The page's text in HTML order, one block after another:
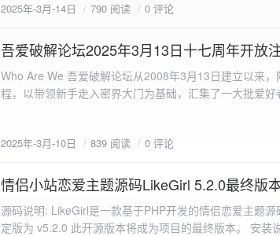
Math.round(percentComplete) + '%'; } }; xhr.onload = function() { if (xhr.status === 200) { const data =
图片链接: <a href="${data.data.url}"
${data.data.imgFile}</p> <img src="${data.data.url}" alt="上传的图片" class="uploaded-image" /> `; }
else { resultDiv.innerHTML = `<p class="error">${data.error}</p>`; } } else { resultDiv.innerHTML = `<p
class="error">请求失败：${xhr.statusText}</p>`; } }; xhr.onerror = function() { resultDiv.innerHTML =
2025年-3月-14日 790 阅读 0 评论
2025-3-10
吾爱破解论坛2025年3月13日十七周年开放
Who Are We 吾爱破解论坛从2008年3月13日建立以来
程，以带领新手走入密界大门为基础，汇集了一大批爱
严格的处理措施。在您注册前，请认真阅读注册须知以
www.52pojie.cn
2025年-3月-10日 839 阅读 0 评论
2024-12-10
情侣小站恋爱主题源码LikeGirl 5.2.0最终版
源码说明: LikeGirl是一款基于PHP开发的情侣恋爱主题
定版为 v5.2.0 此开源版本将成为项目的最终版本。 安